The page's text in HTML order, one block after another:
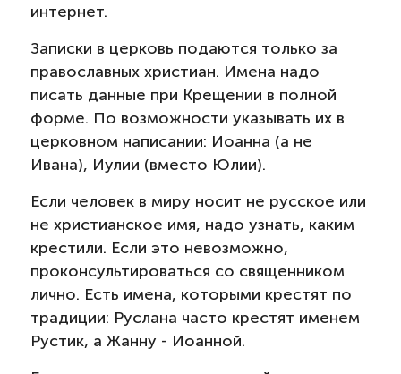
интернет.
Записки в церковь подаются только за
православных христиан. Имена надо
писать данные при Крещении в полной
форме. По возможности указывать их в
церковном написании: Иоанна (а не
Ивана), Иулии (вместо Юлии).
Если человек в миру носит не русское или
не христианское имя, надо узнать, каким
крестили. Если это невозможно,
проконсультироваться со священником
лично. Есть имена, которыми крестят по
традиции: Руслана часто крестят именем
Рустик, а Жанну - Иоанной.